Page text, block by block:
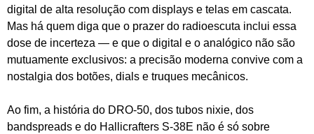
digital de alta resolução com displays e telas em cascata.
Mas há quem diga que o prazer do radioescuta inclui essa
dose de incerteza — e que o digital e o analógico não são
mutuamente exclusivos: a precisão moderna convive com a
nostalgia dos botões, dials e truques mecânicos.
Ao fim, a história do DRO‑50, dos tubos nixie, dos
bandspreads e do Hallicrafters S‑38E não é só sobre